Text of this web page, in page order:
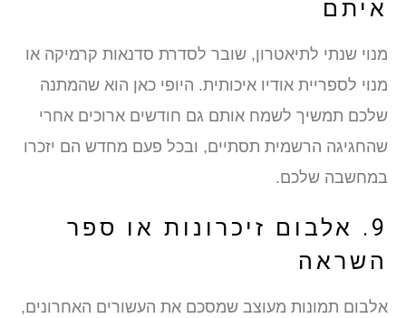
איתם
מנוי שנתי לתיאטרון, שובר לסדרת סדנאות קרמיקה או
מנוי לספריית אודיו איכותית. היופי כאן הוא שהמתנה
שלכם תמשיך לשמח אותם גם חודשים ארוכים אחרי
שהחגיגה הרשמית תסתיים, ובכל פעם מחדש הם יזכרו
במחשבה שלכם.
9. אלבום זיכרונות או ספר
השראה
אלבום תמונות מעוצב שמסכם את העשורים האחרונים,